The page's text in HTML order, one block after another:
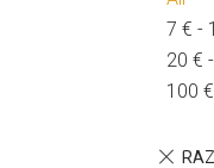
7 € -
20 € -
100 €